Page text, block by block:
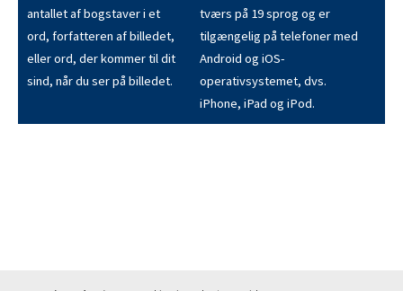
antallet af bogstaver i et
ord, forfatteren af billedet,
eller ord, der kommer til dit
sind, når du ser på billedet.
tværs på 19 sprog og er
tilgængelig på telefoner med
Android og iOS-
operativsystemet, dvs.
iPhone, iPad og iPod.